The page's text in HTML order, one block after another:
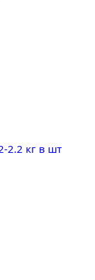
2.2 кг в шт